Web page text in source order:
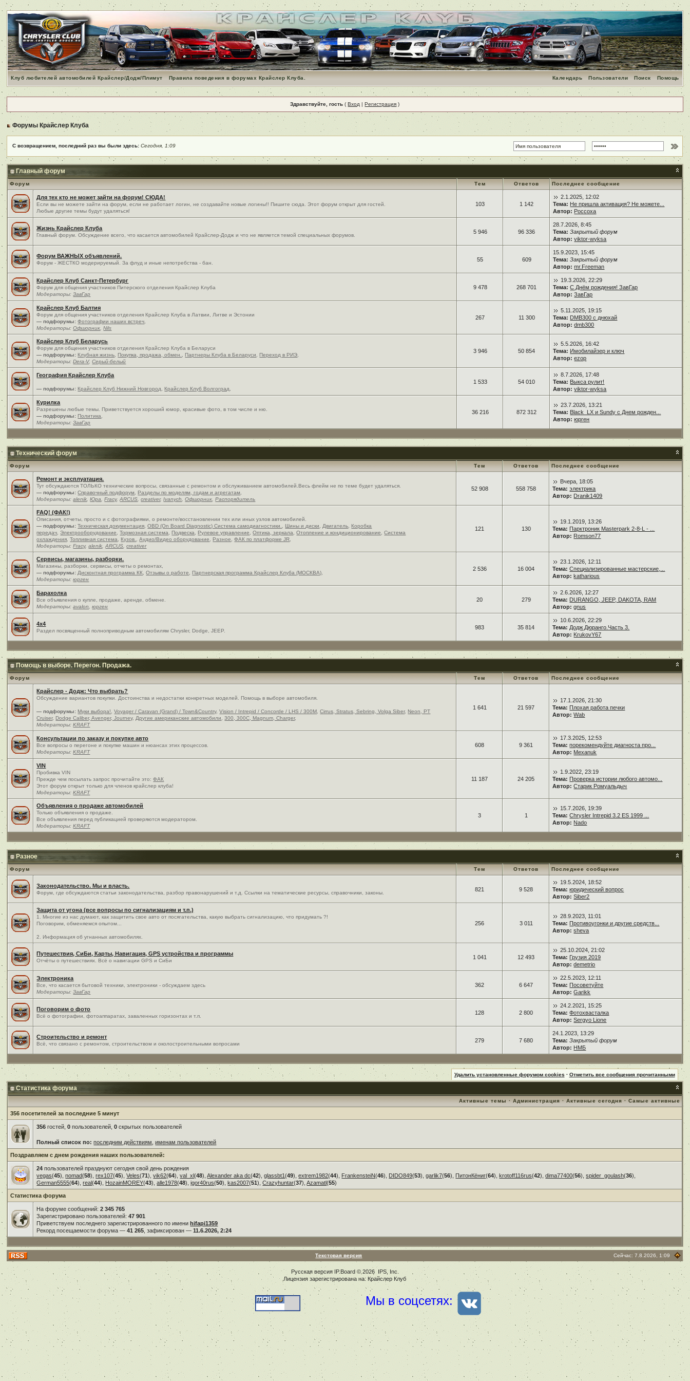
Клуб любителей автомобилей Крайслер/Додж/Плимут Правила поведения в форумах Крайслер Клуба. Помощь
Поиск
Пользователи
Календарь
Здравствуйте, гость (Вход |Регистрация )
Форумы Крайслер Клуба
С возвращением, последний раз вы были здесь:Сегодня, 1:09
Главный форум
Форум Тем Ответов Последнее сообщение
Для тех кто не может зайти на форум! СЮДА!
Если вы не можете зайти на форум, если не работает логин, не создавайте новые логины!! Пишите сюда. Этот форум открыт для гостей.
Любые другие темы будут удаляться!
103 1 142
2.1.2025, 12:02
Тема: Не пришла активация? Не можете...
Автор: Россоха
Жизнь Крайслер Клуба
Главный форум. Обсуждение всего, что касается автомобилей Крайслер-Додж и что не является темой специальных форумов.
5 946 96 336
28.7.2026, 8:45
Тема: Закрытый форум
Автор: viktor-wyksa
Форум ВАЖНЫХ объявлений.
Форум - ЖЕСТКО модерируемый. За флуд и иные непотребства - бан.
55 609
15.9.2023, 15:45
Тема: Закрытый форум
Автор: mr.Freeman
Крайслер Клуб Санкт-Петербург
Форум для общения участников Питерского отделения Крайслер Клуба
Модераторы:ЗавГар
9 478 268 701
19.3.2026, 22:29
Тема: С Днём рождения! ЗавГар
Автор: ЗавГар
Крайслер Клуб Балтия
Форум для общения участников отделения Крайслер Клуба в Латвии, Литве и Эстонии
— подфорумы: Фотографии наших встреч
Модераторы:Офшорник ,Nils
267 11 300
5.11.2025, 19:15
Тема: DMB300 с днюхай
Автор: dmb300
Крайслер Клуб Беларусь
Форум для общения участников отделения Крайслер Клуба в Беларуси
— подфорумы: Клубная жизнь Покупка, продажа, обмен. Партнеры Клуба в Беларуси Переход в РИЭ
Модераторы:Dera-V,Серый-белый
3 946 50 854
5.5.2026, 16:42
Тема: Имобилайзер и ключ
Автор: ezop
География Крайслер Клуба
— подфорумы: Крайслер Клуб Нижний Новгород Крайслер Клуб Волгоград
1 533 54 010
8.7.2026, 17:48
Тема: Выкса рулит!
Автор: viktor-wyksa
Курилка
Разрешены любые темы. Приветствуется хороший юмор, красивые фото, в том числе и ню.
— подфорумы: Политика
Модераторы:ЗавГар
36 216 872 312
23.7.2026, 13:21
Тема: Black_LX и Sundy с Днем рожден...
Автор: юрген
Технический форум
Форум Тем Ответов Последнее сообщение
Ремонт и эксплуатация.
Тут обсуждаются ТОЛЬКО технические вопросы, связанные с ремонтом и обслуживанием автомобилей.Весь флейм не по теме будет удаляться.
— подфорумы: Справочный подфорум Разделы по моделям, годам и агрегатам
Модераторы:alenik ,Юра ,Fracy,ARCUS ,creativer,Ivanych ,Офшорник ,Распорядитель
52 908 558 758
Вчера, 18:05
Тема: электрика
Автор: Dranik1409
FAQ! (ФАК!)
Описания, отчеты, просто и c фотографиями, о ремонте/восстановлении тех или иных узлов автомобилей.
— подфорумы: Техническая документация ,OBD (On Board Diagnostic) Система самодиагностики. Шины и диски Двигатель
Коробка
передач ,Электрооборудование ,Тормозная система Подвеска Рулевое управление ,Оптика, зеркала ,Отопление и кондиционирование ,Система
охлаждения ,Топливная система Кузов. ,Аудио/Видео оборудование Разное ,ФАК по платформе JR
Модераторы:Fracy,alenik ,ARCUS ,creativer
121 130
19.1.2019, 13:26
Тема: Парктроник Masterpark 2-8-L - ...
Автор: Romson77
Сервисы, магазины, разборки.
Магазины, разборки, сервисы, отчеты о ремонтах,
— подфорумы: Дисконтная программа КК ,Отзывы о работе Партнерская программа Крайслер Клуба (МОСКВА)
Модераторы:юрген
2 536 16 004
23.1.2026, 12:11
Тема: Специализированные мастерские,...
Автор: katharious
Барахолка
Все объявления о купле, продаже, аренде, обмене.
Модераторы:avalon ,юрген
20 279
2.6.2026, 12:27
Тема: DURANGO, JEEP, DAKOTA, RAM
Автор: gnus
4x4
Раздел посвященный полноприводным автомобилям Chrysler, Dodge, JEEP.
983 35 814
10.6.2026, 22:29
Тема: Додж Дюранго.Часть 3.
Автор: KrukovY67
Помощь в выборе. Перегон. Продажа.
Форум Тем Ответов Последнее сообщение
Крайслер - Додж: Что выбрать?
Обсуждение вариантов покупки. Достоинства и недостатки конкретных моделей. Помощь в выборе автомобиля.
— подфорумы: Муки выбора! ,Voyager / Caravan (Grand) / Town&Country,Vision / Intrepid / Concorde / LHS / 300M ,Cirrus, Stratus, Sebring, Volga Siber, Neon, PT
Cruiser, Dodge Caliber, Avenger, Journey, Другие американские автомобили ,300, 300C, Magnum, Charger,
Модераторы:KRAFT
1 641 21 597
17.1.2026, 21:30
Тема: Плохая работа печки
Автор: Wab
Консультации по заказу и покупке авто
Все вопросы о перегоне и покупке машин и нюансах этих процессов.
Модераторы:KRAFT
608 9 361
17.3.2025, 12:53
Тема: порекомендуйте диагноста про...
Автор: Mexanuk
VIN
Пробивка VIN
Прежде чем посылать запрос прочитайте это:ФАК
Этот форум открыт только для членов крайслер клуба!
Модераторы:KRAFT
11 187 24 205
1.9.2022, 23:19
Тема: Проверка истории любого автомо...
Автор: Старик Ромуальдыч
Объявления о продаже автомобилей
Только объявления о продаже.
Все объявления перед публикацией проверяются модератором.
Модераторы:KRAFT
3 1
15.7.2026, 19:39
Тема: Chrysler Intrepid 3.2 ES 1999 ...
Автор: Nado
Разное
Форум Тем Ответов Последнее сообщение
Законодательство. Мы и власть.
Форум, где обсуждаются статьи законодательства, разбор правонарушений и т.д. Ссылки на тематические ресурсы, справочники, законы.
821 9 528
19.5.2024, 18:52
Тема: юридический вопрос
Автор: Siber2
Защита от угона (все вопросы по сигнализациям и т.п.)
1. Многие из нас думают, как защитить свое авто от посягательства, какую выбрать сигнализацию, что придумать ?!
Поговорим, обменяемся опытом...
2. Информация об угнанных автомобилях.
256 3 011
28.9.2023, 11:01
Тема: Противоугонки и другие средств...
Автор: sheva
Путешествия, СиБи, Карты, Навигация, GPS устройства и программы
Отчёты о путешествиях. Всё о навигации GPS и СиБи
1 041 12 493
25.10.2024, 21:02
Тема: Грузия 2019
Автор: demetrio
Электроника
Все, что касается бытовой техники, электроники - обсуждаем здесь
Модераторы:ЗавГар
362 6 647
22.5.2023, 12:11
Тема: Посоветуйте
Автор: Garikk
Поговорим о фото
Всё о фотографии, фотоаппаратах, заваленных горизонтах и т.п.
128 2 800
24.2.2021, 15:25
Тема: Фотохвасталка
Автор: Sergyo Lione
Строительство и ремонт
Всё, что связано с ремонтом, строительством и околостроительными вопросами
279 7 680
24.1.2023, 13:29
Тема: Закрытый форум
Автор: НМБ
Удалить установленные форумом cookies · Отметить все сообщения прочитанными
Статистика форума
Активные темы ·Администрация ·Активные сегодня ·Самые активные
356 посетителей за последние 5 минут
356 гостей,0 пользователей,0 скрытых пользователей
Полный список по: последним действиям ,именам пользователей
Поздравляем с днем рождения наших пользователей:
24 пользователей празднуют сегодня свой день рождения
vegas(45),nomad(58),rex107(45),Veles(71),vik62(64),val_xl(48),Alexander aka dc(42),glassbt1(49),extrem1982(44), FrankensteiN(46), DIDO849(53),garlik7(56), ПитонКёниг(64),krotoff116rus(42),dima77400(56),spider_goulash(36),
German5555(64),real(44), HozainMOREY(43),alle1978(48),igor40rus(50),kas2007(51),Crazyhuntar(37),Azamatl(55)
Статистика форума
На форуме сообщений:2 345 765
Зарегистрировано пользователей:47 901
Приветствуем последнего зарегистрированного по имениhifapi1359
Рекорд посещаемости форума —41 265 , зафиксирован —11.6.2026, 2:24
Текстовая версия Сейчас: 7.8.2026, 1:09
Русская версия IP.Board© 2026 IPS, Inc
Лицензия зарегистрирована на: Крайслер Клуб
Мы в соцсетях: